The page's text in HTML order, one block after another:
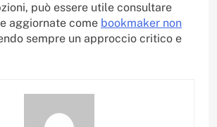
può essere utile consultare
aggiornate come bookmaker non
sempre un approccio critico e